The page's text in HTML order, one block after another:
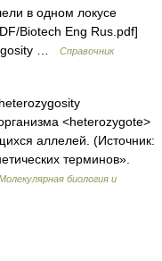
в одном локусе
Biotech Eng Rus.pdf]
…
Справочник
<heterozygote>
аллелей. (Источник:
терминов».
биология и